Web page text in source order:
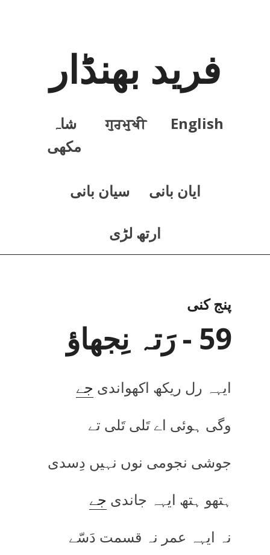
فرید بھنڈار
English
ਗੁਰਮੁਖੀ
شاہ
مکھی
ايان بانی سيان بانی
ارتھ لڑی
پنج کنی
59 - رَتہ نِجھاؤ
ایہہ رل ریکھ اکھواندی جے
وگی ہوئی اے تَلی تَلی تے
جوشی نجومی نوں نہیں دِسدی
ہتھو ہتھ ایہہ جاندی جے
نہ ایہہ عمر نہ قسمت دَسّے